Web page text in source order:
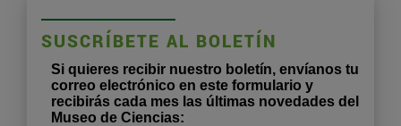
SUSCRÍBETE AL BOLETÍN
Si quieres recibir nuestro boletín, envíanos tu
correo electrónico en este formulario y
recibirás cada mes las últimas novedades del
Museo de Ciencias: